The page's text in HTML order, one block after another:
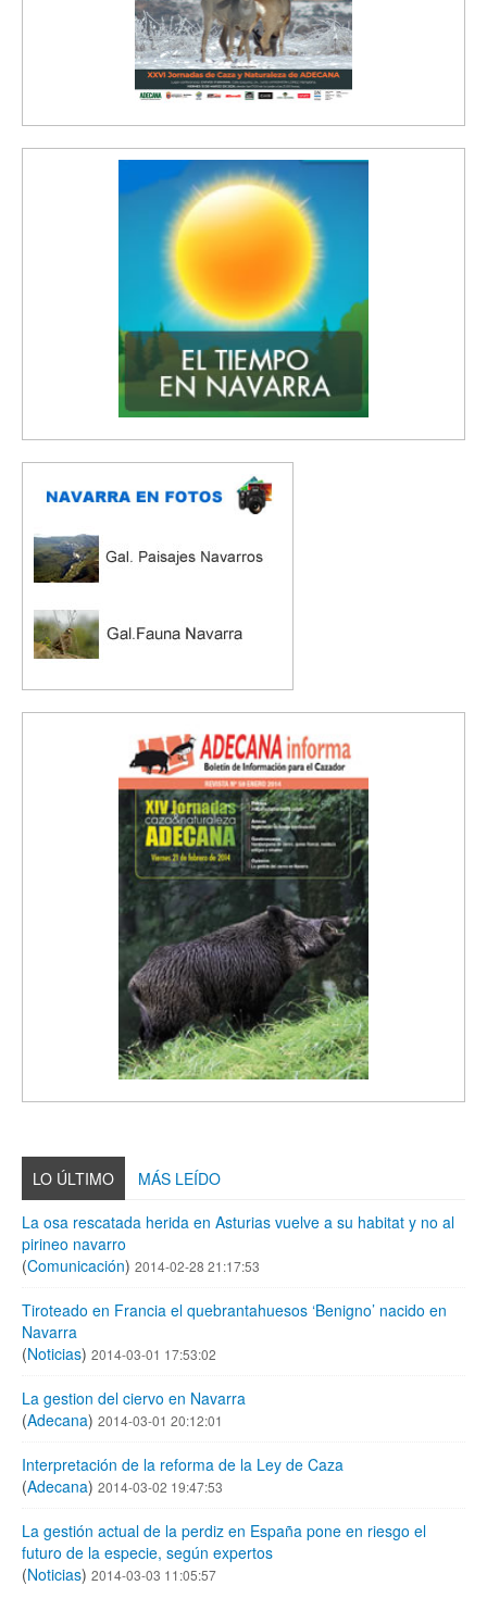
LO ÚLTIMO
MÁS LEÍDO
La osa rescatada herida en Asturias vuelve a su habitat y no al
pirineo navarro
(Comunicación) 2014-02-28 21:17:53
Tiroteado en Francia el quebrantahuesos ‘Benigno’ nacido en
Navarra
(Noticias) 2014-03-01 17:53:02
La gestion del ciervo en Navarra
(Adecana) 2014-03-01 20:12:01
Interpretación de la reforma de la Ley de Caza
(Adecana) 2014-03-02 19:47:53
La gestión actual de la perdiz en España pone en riesgo el
futuro de la especie, según expertos
(Noticias) 2014-03-03 11:05:57